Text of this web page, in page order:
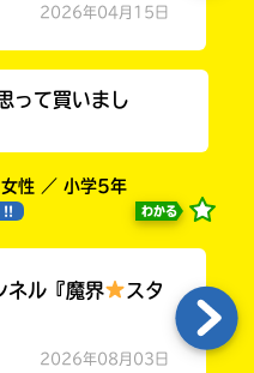
2026年04月15日
って買いまし
性 ／ 小学5年
!! わかる
ル『魔界
スタ
2026年08月03日